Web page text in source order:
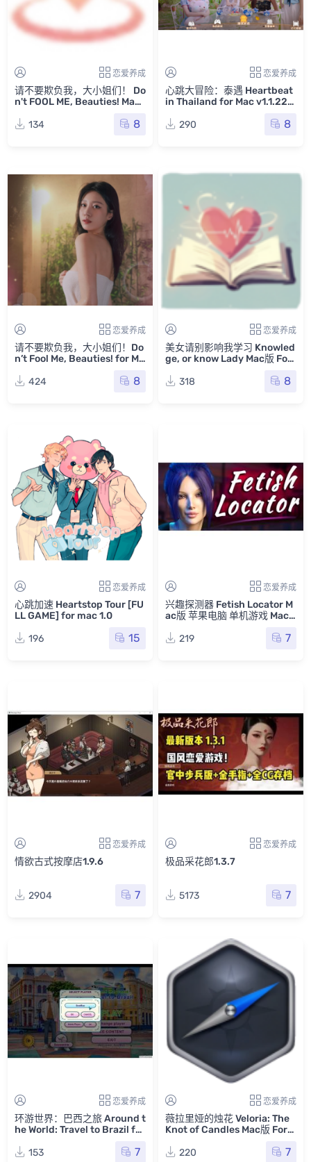
恋爱养成
请不要欺负我，大小姐们！ Do
n't FOOL ME, Beauties! Mac
134
8
恋爱养成
心跳大冒险：泰遇 Heartbeat
in Thailand for Mac v1.1.22
290
8
恋爱养成
请不要欺负我，大小姐们！Do
n’t Fool Me, Beauties! for Ma
424
8
恋爱养成
美女请别影响我学习 Knowled
ge, or know Lady Mac版 For
我学习
318 8
恋爱养成
心跳加速 Heartstop Tour [FU
LL GAME] for mac 1.0
196
15
恋爱养成
兴趣探测器 Fetish Locator M
ac版 苹果电脑 单机游戏 Mac
219
7
恋爱养成
情欲古式按摩店1.9.6
2904 7
恋爱养成
极品采花郎1.3.7
5173 7
恋爱养成
环游世界：巴西之旅 Around t
he World: Travel to Brazil for
153
7
恋爱养成
薇拉里娅的烛花 Veloria: The
Knot of Candles Mac版 For
220
7